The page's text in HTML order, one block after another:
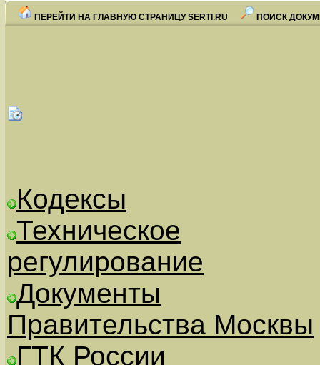
ПЕРЕЙТИ НА ГЛАВНУЮ СТРАНИЦУ SERTI.RU ПОИСК
Кодексы
Техническое
регулирование
Документы
Правительства Москвы
ГТК России